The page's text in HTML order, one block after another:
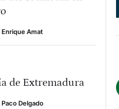
Enrique Amat
de Extremadura
Paco Delgado